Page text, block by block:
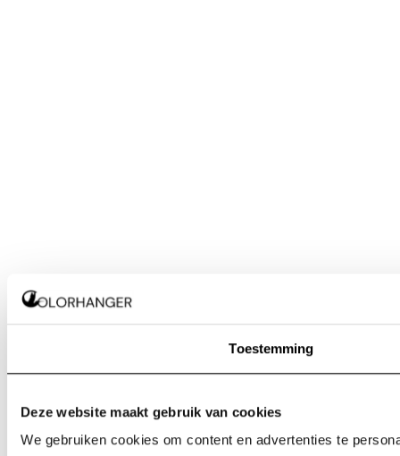
Toestemming
Deze website maakt gebruik van cookies
We gebruiken cookies om content en advertenties te